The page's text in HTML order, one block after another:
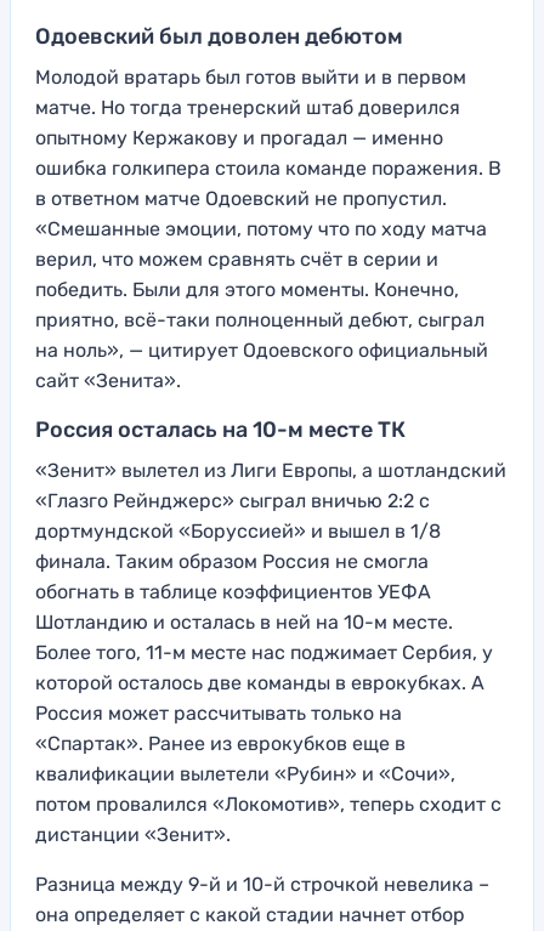
Одоевский был доволен дебютом
Молодой вратарь был готов выйти и в первом
матче. Но тогда тренерский штаб доверился
опытному Кержакову и прогадал — именно
ошибка голкипера стоила команде поражения. В
в ответном матче Одоевский не пропустил.
«Смешанные эмоции, потому что по ходу матча
верил, что можем сравнять счёт в серии и
победить. Были для этого моменты. Конечно,
приятно, всё-таки полноценный дебют, сыграл
на ноль», — цитирует Одоевского официальный
сайт «Зенита».
Россия осталась на 10-м месте ТК
«Зенит» вылетел из Лиги Европы, а шотландский
«Глазго Рейнджерс» сыграл вничью 2:2 с
дортмундской «Боруссией» и вышел в 1/8
финала. Таким образом Россия не смогла
обогнать в таблице коэффициентов УЕФА
Шотландию и осталась в ней на 10-м месте.
Более того, 11-м месте нас поджимает Сербия, у
которой осталось две команды в еврокубках. А
Россия может рассчитывать только на
«Спартак». Ранее из еврокубков еще в
квалификации вылетели «Рубин» и «Сочи»,
потом провалился «Локомотив», теперь сходит с
дистанции «Зенит».
Разница между 9-й и 10-й строчкой невелика –
она определяет с какой стадии начнет отбор